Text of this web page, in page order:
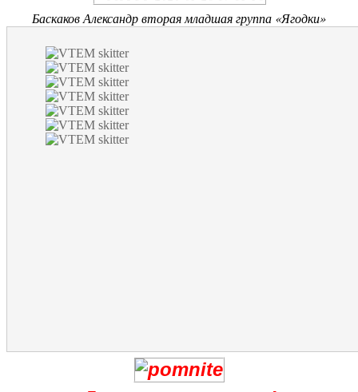
Баскаков Александр вторая младшая группа «Ягодки»